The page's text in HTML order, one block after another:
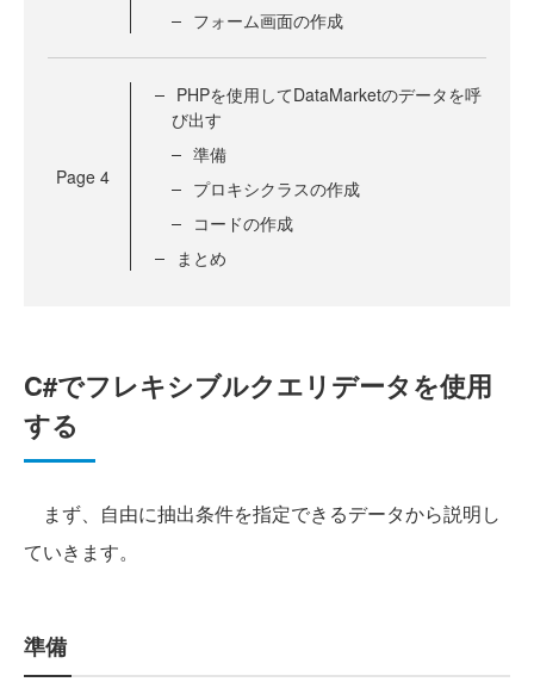
フォーム画面の作成
Page 4
PHPを使用してDataMarketのデータを呼
び出す
準備
プロキシクラスの作成
コードの作成
まとめ
C#でフレキシブルクエリデータを使用
する
まず、自由に抽出条件を指定できるデータから説明し
ていきます。
準備